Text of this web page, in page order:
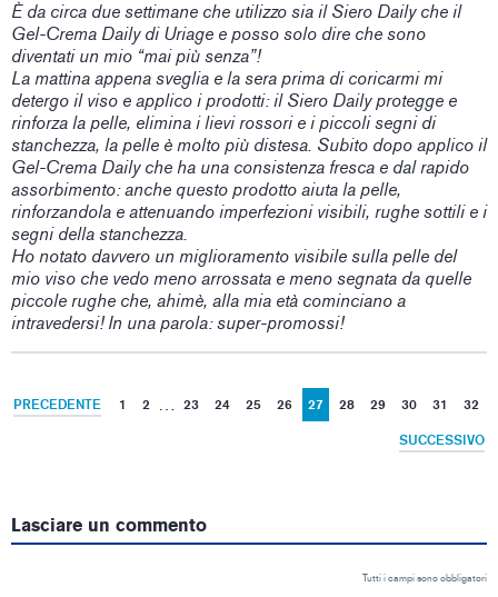
È da circa due settimane che utilizzo sia il Siero Daily che il
Gel-Crema Daily di Uriage e posso solo dire che sono
diventati un mio “mai più senza”!
La mattina appena sveglia e la sera prima di coricarmi mi
detergo il viso e applico i prodotti: il Siero Daily protegge e
rinforza la pelle, elimina i lievi rossori e i piccoli segni di
stanchezza, la pelle è molto più distesa. Subito dopo applico il
Gel-Crema Daily che ha una consistenza fresca e dal rapido
assorbimento: anche questo prodotto aiuta la pelle,
rinforzandola e attenuando imperfezioni visibili, rughe sottili e i
segni della stanchezza.
Ho notato davvero un miglioramento visibile sulla pelle del
mio viso che vedo meno arrossata e meno segnata da quelle
piccole rughe che, ahimè, alla mia età cominciano a
intravedersi! In una parola: super-promossi!
PRECEDENTE 1 2 … 23 24 25 26 27 28 29 30 31 32
SUCCESSIVO
Lasciare un commento
Tutti i campi sono obbligatori